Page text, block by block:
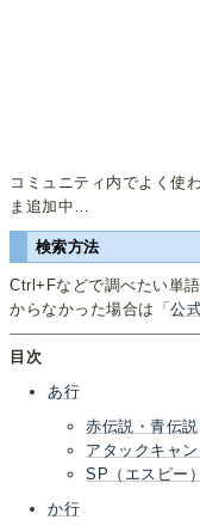
コミュニティ内でよく使
ま追加中…
検索方法
Ctrl+Fなどで調べたい単
からなかった場合は「公
目次
あ行
赤伝説・青伝説
アタックキャ
SP（エスピー）
か行